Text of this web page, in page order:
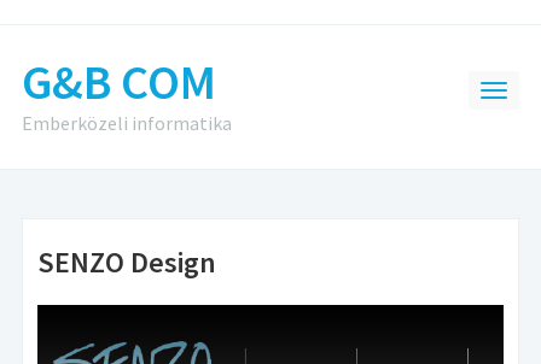
G&B COM
Emberközeli informatika
SENZO Design